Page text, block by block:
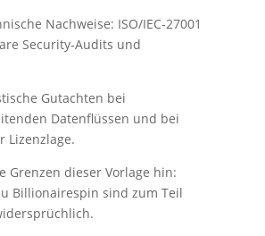
Nachweise: ISO/IEC‑27001
Security‑Audits und
Gutachten bei
Datenflüssen und bei
Lizenzlage.
Grenzen dieser Vorlage hin:
Billionairespin sind zum Teil